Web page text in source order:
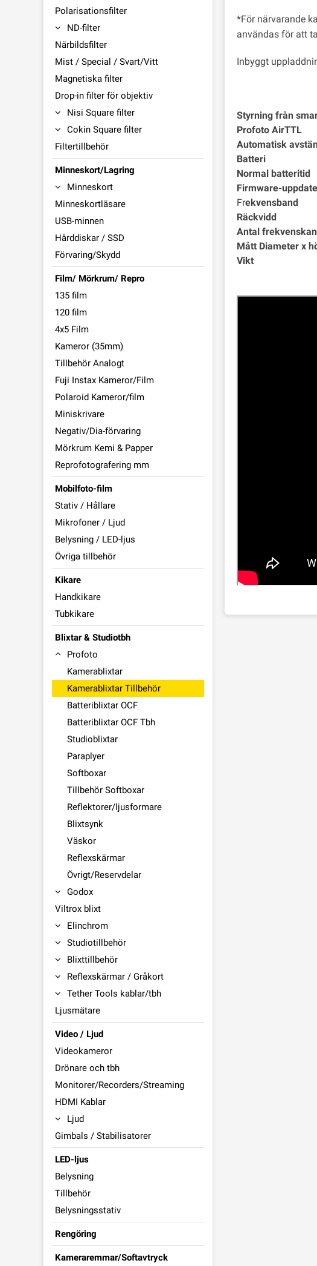
Polarisationsfilter
ND-filter
Närbildsfilter
Mist / Special / Svart/Vitt
Magnetiska filter
Drop-in filter för objektiv
Nisi Square filter
Cokin Square filter
Filtertillbehör
Minneskort/Lagring
Minneskort
Minneskortläsare
USB-minnen
Hårddiskar / SSD
Förvaring/Skydd
Film/ Mörkrum/ Repro
135 film
120 film
4x5 Film
Kameror (35mm)
Tillbehör Analogt
Fuji Instax Kameror/Film
Polaroid Kameror/film
Miniskrivare
Negativ/Dia-förvaring
Mörkrum Kemi & Papper
Reprofotografering mm
Mobilfoto-film
Stativ / Hållare
Mikrofoner / Ljud
Belysning / LED-ljus
Övriga tillbehör
Kikare
Handkikare
Tubkikare
Blixtar & Studiotbh
Profoto
Kamerablixtar
Kamerablixtar Tillbehör
Batteriblixtar OCF
Batteriblixtar OCF Tbh
Studioblixtar
Paraplyer
Softboxar
Tillbehör Softboxar
Reflektorer/ljusformare
Blixtsynk
Väskor
Reflexskärmar
Övrigt/Reservdelar
Godox
Viltrox blixt
Elinchrom
Studiotillbehör
Blixttillbehör
Reflexskärmar / Gråkort
Tether Tools kablar/tbh
Ljusmätare
Video / Ljud
Videokameror
Drönare och tbh
Monitorer/Recorders/Streaming
HDMI Kablar
Ljud
Gimbals / Stabilisatorer
LED-ljus
Belysning
Tillbehör
Belysningsstativ
Rengöring
Kameraremmar/Softavtryck
*För närvarande
användas för att
Inbyggt
Styrning från
Profoto AirTTL
Automatisk
Batteri
Normal batteritid
Firmware-
Frekvensband
Räckvidd
Antal
Mått Diameter x
Vikt